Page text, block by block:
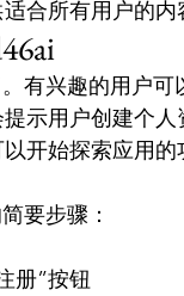
合所有用户的
有兴趣的用户
示用户创建个
开始探索应用
要步骤：
册”按钮